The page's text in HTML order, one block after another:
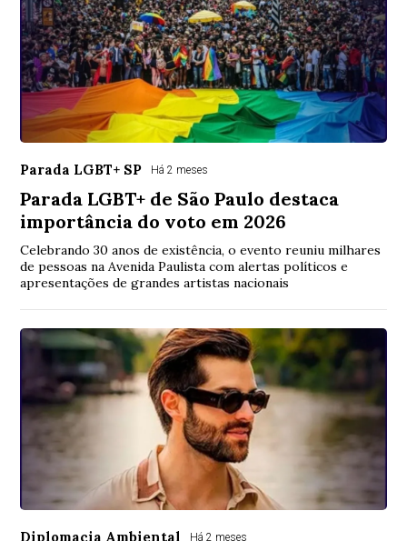
Parada LGBT+ SP Há 2 meses
Parada LGBT+ de São Paulo destaca
importância do voto em 2026
Celebrando 30 anos de existência, o evento reuniu milhares
de pessoas na Avenida Paulista com alertas políticos e
apresentações de grandes artistas nacionais
Diplomacia Ambiental Há 2 meses